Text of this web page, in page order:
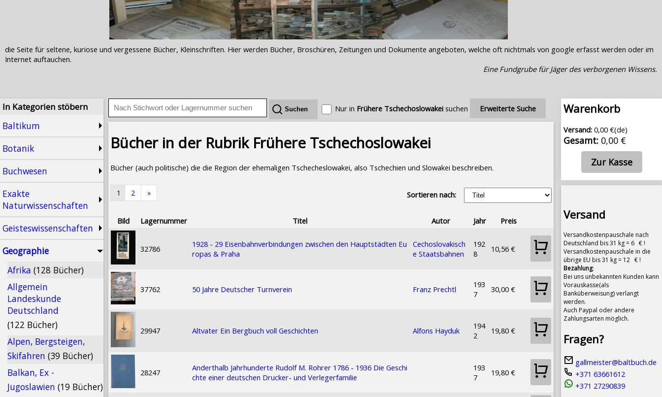
die Seite für seltene, kuriose und vergessene Bücher, Kleinschriften. Hier werden Bücher, Broschüren, Zeitungen und Dokumente angeboten, welche oft nichtmals von google erfasst werden oder im
Internet auftauchen.
Eine Fundgrube für Jäger des verborgenen Wissens.
In Kategorien stöbern
Baltikum
Botanik
Buchwesen
Exakte
Naturwissenschaften
Geisteswissenschaften
Geographie
Afrika (128 Bücher)
Allgemein
Landeskunde
Deutschland
(122 Bücher)
Alpen, Bergsteigen,
Skifahren (39 Bücher)
Balkan, Ex -
Jugoslawien (19 Bücher)
Warenkorb
Versand: 0,00 €(de)
Gesamt: 0,00 €
Zur Kasse
Versand
Versandkostenpauschale nach
Deutschland bis 31 kg = 6 € !
Versandkostenpauschale in die
übrige EU bis 31 kg = 12 € !
Bezahlung:
Bei uns unbekannten Kunden kann
Vorauskasse(als
Banküberweisung) verlangt
werden.
Auch Paypal oder andere
Zahlungsarten möglich.
Fragen?
gallmeister@baltbuch.de
+371 63661612
+371 27290839
Nur in Frühere Tschechoslowakei suchen Erweiterte Suche
Bücher in der Rubrik Frühere Tschechoslowakei
Bücher (auch politische) die die Region der ehemaligen Tschecheslowakei, also Tschechien und Slowakei beschreiben.
1 2 » Sortieren nach:
Bild Lagernummer Titel Autor Jahr Preis
32786
1928 - 29 Eisenbahnverbindungen zwischen den Hauptstädten Eu
ropas & Praha
Cechoslovakisch
e Staatsbahnen
192
8
10,56 €
37762 50 Jahre Deutscher Turnverein Franz Prechtl
193
7
30,00 €
29947 Altvater Ein Bergbuch voll Geschichten Alfons Hayduk
194
2
19,80 €
28247
Anderthalb Jahrhunderte Rudolf M. Rohrer 1786 - 1936 Die Geschi
chte einer deutschen Drucker- und Verlegerfamilie
193
7
19,80 €